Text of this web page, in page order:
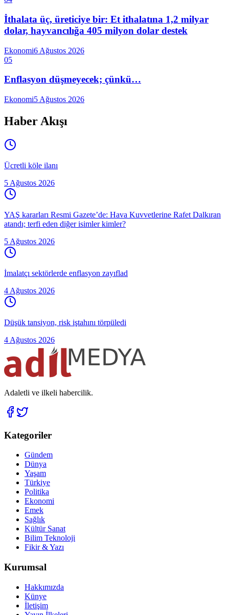
İthalata üç, üreticiye bir: Et ithalatına 1,2 milyar
dolar, hayvancılığa 405 milyon dolar destek
Ekonomi6 Ağustos 2026
05
Enflasyon düşmeyecek; çünkü…
Ekonomi5 Ağustos 2026
Haber Akışı
Ücretli köle ilanı
5 Ağustos 2026
YAŞ kararları Resmi Gazete’de: Hava Kuvvetlerine Rafet Dalkıran
atandı; terfi eden diğer isimler kimler?
5 Ağustos 2026
İmalatçı sektörlerde enflasyon zayıflad
4 Ağustos 2026
Düşük tansiyon, risk iştahını törpüledi
4 Ağustos 2026
Adaletli ve ilkeli habercilik.
Kategoriler
Gündem
Dünya
Yaşam
Türkiye
Politika
Ekonomi
Emek
Sağlık
Kültür Sanat
Bilim Teknoloji
Fikir & Yazı
Kurumsal
Hakkımızda
Künye
İletişim